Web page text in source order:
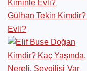
Gülhan Tekin
Evli?